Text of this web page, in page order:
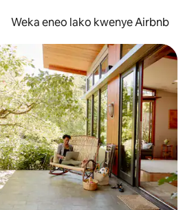
Weka eneo lako kwenye Airbnb